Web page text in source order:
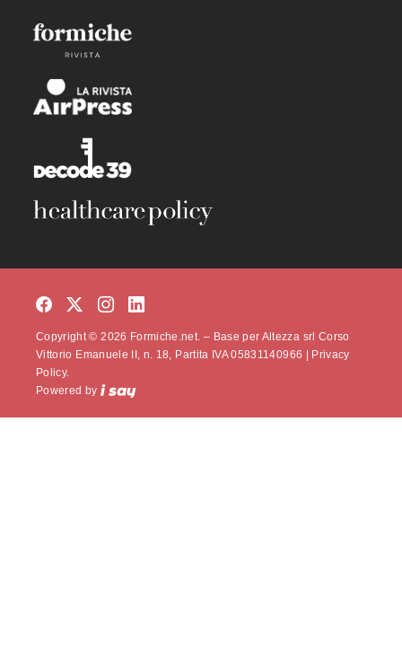
Copyright © 2026 Formiche.net. – Base per Altezza srl Corso
Vittorio Emanuele II, n. 18, Partita IVA 05831140966 |
Privacy
Policy.
Powered by